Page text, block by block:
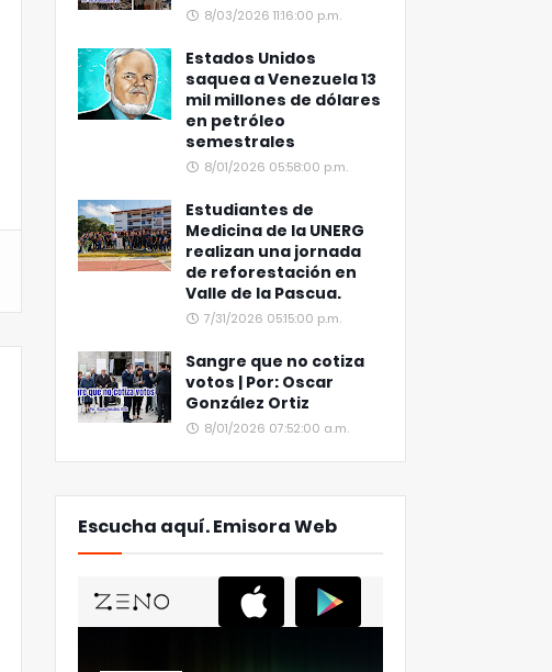
8/03/2026 11:16:00 p.m.
Estados Unidos
saquea a Venezuela 13
mil millones de dólares
en petróleo
semestrales
8/01/2026 05:58:00 p.m.
Estudiantes de
Medicina de la UNERG
realizan una jornada
de reforestación en
Valle de la Pascua.
7/31/2026 05:15:00 p.m.
Sangre que no cotiza
votos | Por: Oscar
González Ortiz
8/01/2026 07:52:00 a.m.
Escucha aquí. Emisora Web